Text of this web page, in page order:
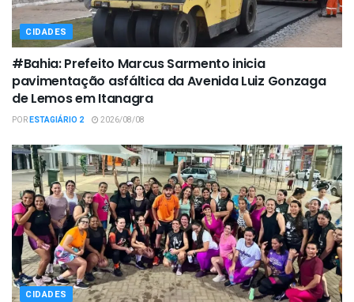
CIDADES
#Bahia: Prefeito Marcus Sarmento inicia
pavimentação asfáltica da Avenida Luiz Gonzaga
de Lemos em Itanagra
PORESTAGIÁRIO 2 2026/08/08
CIDADES